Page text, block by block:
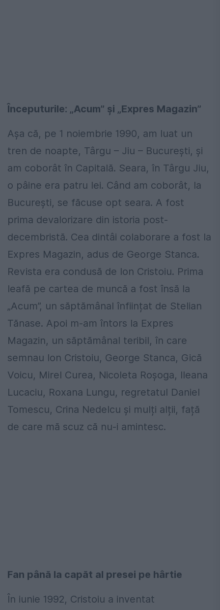
Începuturile: „Acum” și „Expres Magazin”
Așa că, pe 1 noiembrie 1990, am luat un
tren de noapte, Târgu – Jiu – București, și
am coborât în Capitală. Seara, în Târgu Jiu,
o pâine era patru lei. Când am coborât, la
București, se făcuse opt seara. A fost
prima devalorizare din istoria post-
decembristă. Cea dintâi colaborare a fost la
Expres Magazin, adus de George Stanca.
Revista era condusă de Ion Cristoiu. Prima
leafă pe cartea de muncă a fost însă la
„Acum”, un săptămânal înființat de Stelian
Tănase. Apoi m-am întors la Expres
Magazin, un săptămânal teribil, în care
semnau Ion Cristoiu, George Stanca, Gică
Voicu, Mirel Curea, Nicoleta Roșoga, Ileana
Lucaciu, Roxana Lungu, regretatul Daniel
Tomescu, Crina Nedelcu și mulți alții, față
de care mă scuz că nu-i amintesc.
Fan până la capăt al presei pe hârtie
În iunie 1992, Cristoiu a inventat